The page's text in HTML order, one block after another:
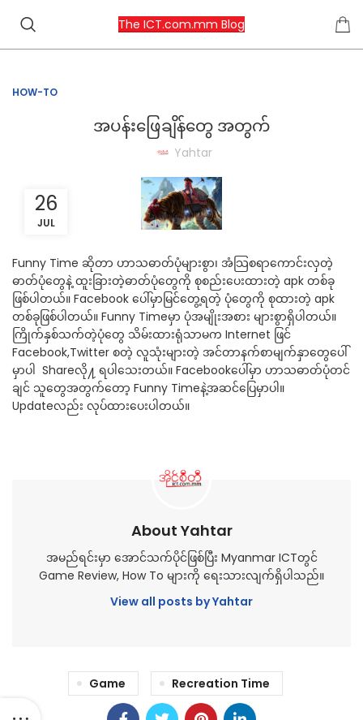
The ICT.com.mm Blog
HOW-TO
အပန်းဖြေချိန်တွေ အတွက်
Yahtar
26
JUL
Funny Time ဆိုတာ ဟာသဓာတ်ပုံများစွာ၊ အံသြစရာကောင်းလှတဲ့
ဓာတ်ပုံတွေနဲ့ ထူးခြားတဲ့ဓာတ်ပုံတွေကို စုစည်းပေးထားတဲ့ apk တစ်ခု
ဖြစ်ပါတယ်။ Facebook ပေါ်မှာမြင်တွေ့ရတဲ့ ပုံတွေကို စုထားတဲ့ apk
တစ်ခုဖြစ်ပါတယ်။ Funny Timeမှာ ပုံအမျိုးအစား များစွာရှိပါတယ်။
ကြိုက်နှစ်သက်တဲ့ပုံတွေ သိမ်းထားရုံသာမက Internet ဖြင်
Facebook,Twitter စတဲ့ လူသုံးများတဲ့ အင်တာနက်စာမျက်နှာတွေပေါ်
မှာပါ Shareလို႔ ရပါသေးတယ်။ Facebookပေါ်မှာ ဟာသဓာတ်ပုံတင်
ချင် သူတွေအတွက်တော့ Funny Timeနဲ့အဆင်ပြေမှာပါ။
Updateလည်း လုပ်ထားပေးပါတယ်။
About Yahtar
အမည်ရင်းမှာ အောင်သက်ပိုင်ဖြစ်ပြီး Myanmar ICTတွင်
Game Review, How To များကို ရေးသားလျက်ရှိပါသည်။
View all posts by Yahtar
Game Recreation Time